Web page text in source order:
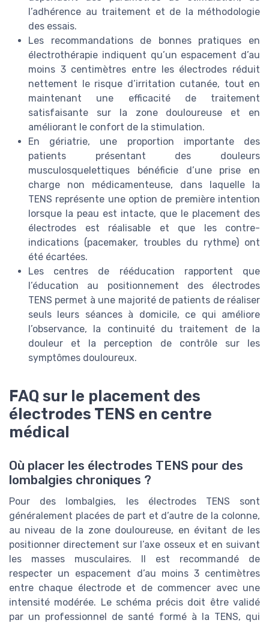
l’adhérence au traitement et de la méthodologie
des essais.
Les recommandations de bonnes pratiques en
électrothérapie indiquent qu’un espacement d’au
moins 3 centimètres entre les électrodes réduit
nettement le risque d’irritation cutanée, tout en
maintenant une efficacité de traitement
satisfaisante sur la zone douloureuse et en
améliorant le confort de la stimulation.
En gériatrie, une proportion importante des
patients présentant des douleurs
musculosquelettiques bénéficie d’une prise en
charge non médicamenteuse, dans laquelle la
TENS représente une option de première intention
lorsque la peau est intacte, que le placement des
électrodes est réalisable et que les contre-
indications (pacemaker, troubles du rythme) ont
été écartées.
Les centres de rééducation rapportent que
l’éducation au positionnement des électrodes
TENS permet à une majorité de patients de réaliser
seuls leurs séances à domicile, ce qui améliore
l’observance, la continuité du traitement de la
douleur et la perception de contrôle sur les
symptômes douloureux.
FAQ sur le placement des
électrodes TENS en centre
médical
Où placer les électrodes TENS pour des
lombalgies chroniques ?
Pour des lombalgies, les électrodes TENS sont
généralement placées de part et d’autre de la colonne,
au niveau de la zone douloureuse, en évitant de les
positionner directement sur l’axe osseux et en suivant
les masses musculaires. Il est recommandé de
respecter un espacement d’au moins 3 centimètres
entre chaque électrode et de commencer avec une
intensité modérée. Le schéma précis doit être validé
par un professionnel de santé formé à la TENS, qui